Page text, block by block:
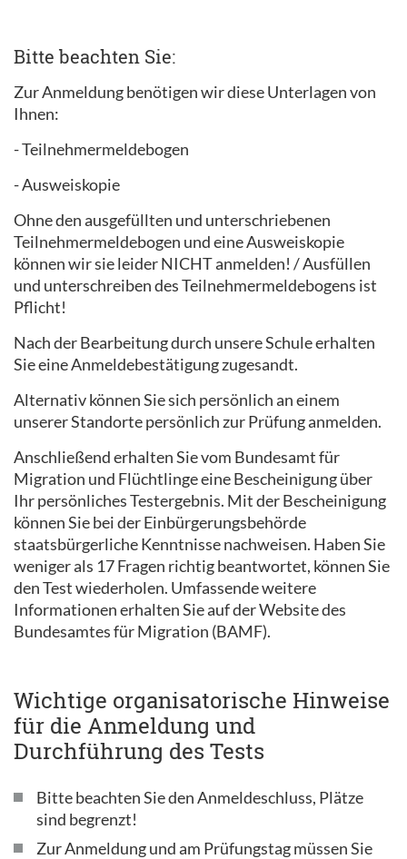
Bitte beachten Sie:
Zur Anmeldung benötigen wir diese Unterlagen von
Ihnen:
- Teilnehmermeldebogen
- Ausweiskopie
Ohne den ausgefüllten und unterschriebenen
Teilnehmermeldebogen und eine Ausweiskopie
können wir sie leider NICHT anmelden! / Ausfüllen
und unterschreiben des Teilnehmermeldebogens ist
Pflicht!
Nach der Bearbeitung durch unsere Schule erhalten
Sie eine Anmeldebestätigung zugesandt.
Alternativ können Sie sich persönlich an einem
unserer Standorte persönlich zur Prüfung anmelden.
Anschließend erhalten Sie vom Bundesamt für
Migration und Flüchtlinge eine Bescheinigung über
Ihr persönliches Testergebnis. Mit der Bescheinigung
können Sie bei der Einbürgerungsbehörde
staatsbürgerliche Kenntnisse nachweisen. Haben Sie
weniger als 17 Fragen richtig beantwortet, können Sie
den Test wiederholen. Umfassende weitere
Informationen erhalten Sie auf der Website des
Bundesamtes für Migration (BAMF).
Wichtige organisatorische Hinweise
für die Anmeldung und
Durchführung des Tests
Bitte beachten Sie den Anmeldeschluss, Plätze
sind begrenzt!
Zur Anmeldung und am Prüfungstag müssen Sie